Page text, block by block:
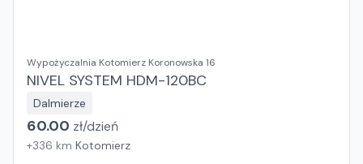
Wypożyczalnia Kotomierz Koronowska 16
NIVEL SYSTEM HDM-120BC
Dalmierze
60.00 zł/dzień
+336 km Kotomierz